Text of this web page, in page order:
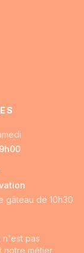
gâteau de 10h30
n'est pas
notre métier,